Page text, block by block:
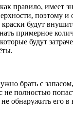
правило, имеет
поэтому и
краски будут
примерное
будут
брать с
не полностью
обнаружить его в